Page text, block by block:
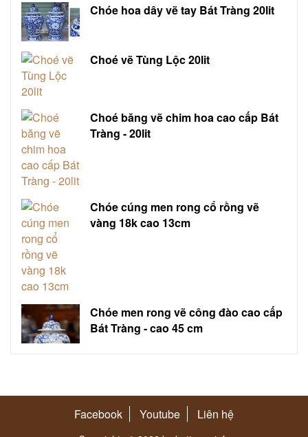
Chóe hoa dây vẽ tay Bát Tràng 20lit
Choé vẽ Tùng Lộc 20lit
Choé băng vẽ chim hoa cao cấp Bát
Tràng - 20lit
Chóe cúng men rong cổ rồng vẽ
vàng 18k cao 13cm
Chóe men rong vẽ công đào cao cấp
Bát Tràng - cao 45 cm
Facebook Youtube Liên hệ